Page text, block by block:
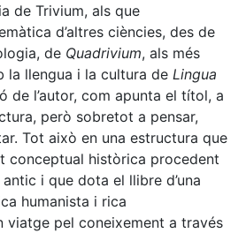
de Trivium, als que
d’altres ciències, des de
de Quadrivium, als més
la llengua i la cultura de Lingua
de l’autor, com apunta el títol, a
però sobretot a pensar,
Tot això en una estructura que
conceptual històrica procedent
i que dota el llibre d’una
humanista i rica
viatge pel coneixement a través